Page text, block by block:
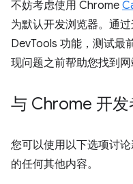
不妨考虑使用 Chrome
为默认开发浏览器。通
DevTools 功能，测试最
现问题之前帮助您找到网
与 Chrome 开
您可以使用以下选项讨
的任何其他内容。